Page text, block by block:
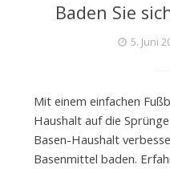
Baden Sie
5. Juni
Mit einem einfachen
Haushalt auf die
Basen-Haushalt
Basenmittel baden.